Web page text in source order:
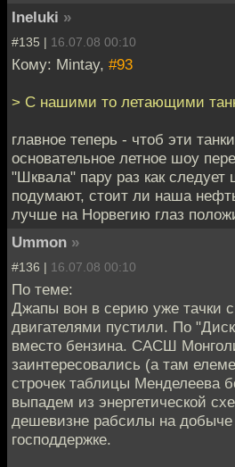
Ineluki »
#135 | 16.07.08 00:10
Кому: Mintay, #93
> С нашими то летающими
главное теперь - чтоб эти
основательное летное шоу
"Шквала" пару раз как следует
подумают, стоит ли наша
лучше на Норвегию глаз
Ummon »
#136 | 16.07.08 00:10
По теме:
Джапы вон в серию уже тачки
двигателями пустили. По
вместо бензина. САСШ
заинтересовались (а там
строчек таблицы Менделеева
выпадем из энергетической
дешевизне рабсилы на
господдержке.